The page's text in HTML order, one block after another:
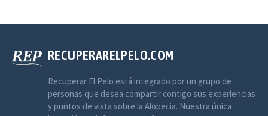
RECUPERARELPELO.COM
Recuperar El Pelo está integrado por un grupo de
personas que desea compartir contigo sus experiencias
y puntos de vista sobre la Alopecia. Nuestra única